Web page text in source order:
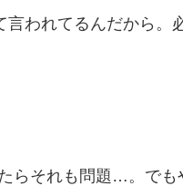
言われてるんだから。
らそれも問題…。でも